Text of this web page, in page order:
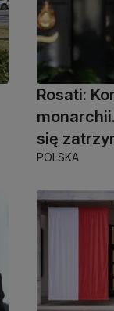
Rosati:
się
POLSKA